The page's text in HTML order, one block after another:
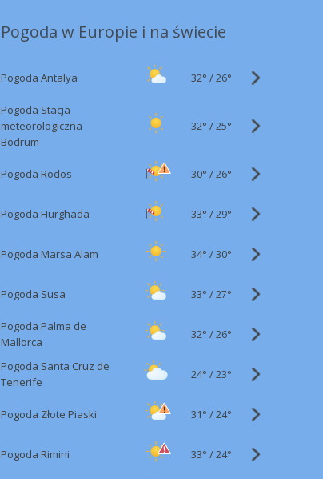
Pogoda w Europie i na świecie
Pogoda Antalya 32° /26°
Pogoda Stacja
meteorologiczna
Bodrum
32° /25°
Pogoda Rodos 30° /26°
Pogoda Hurghada 33° /29°
Pogoda Marsa Alam 34° /30°
Pogoda Susa 33° /27°
Pogoda Palma de
Mallorca
32° /26°
Pogoda Santa Cruz de
Tenerife
24° /23°
Pogoda Złote Piaski 31° /24°
Pogoda Rimini 33° /24°